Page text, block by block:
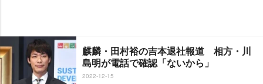
麒麟・田村裕の吉本退社報道 相方・川
島明が電話で確認「ないから」
2022-12-15